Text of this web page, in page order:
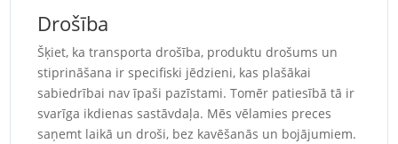
Drošība
Šķiet, ka transporta drošība, produktu drošums un
stiprināšana ir specifiski jēdzieni, kas plašākai
sabiedrībai nav īpaši pazīstami. Tomēr patiesībā tā ir
svarīga ikdienas sastāvdaļa. Mēs vēlamies preces
saņemt laikā un droši, bez kavēšanās un bojājumiem.